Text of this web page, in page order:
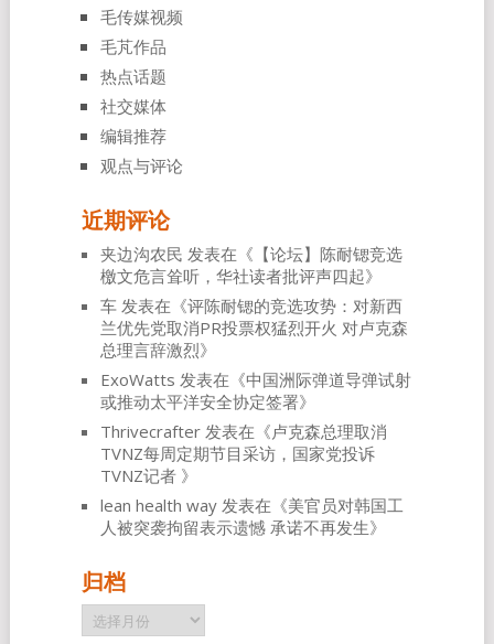
毛传媒视频
毛芃作品
热点话题
社交媒体
编辑推荐
观点与评论
近期评论
夹边沟农民 发表在《 【论坛】陈耐锶竞选
檄文危言耸听，华社读者批评声四起》
车发表在《评陈耐锶的竞选攻势：对新西
兰优先党取消PR投票权猛烈开火 对卢克森
总理言辞激烈》
ExoWatts 发表在《中国洲际弹道导弹试射
或推动太平洋安全协定签署》
Thrivecrafter发表在《卢克森总理取消
TVNZ每周定期节目采访，国家党投诉
TVNZ记者 》
lean health way发表在《美官员对韩国工
人被突袭拘留表示遗憾 承诺不再发生》
归档
归
档